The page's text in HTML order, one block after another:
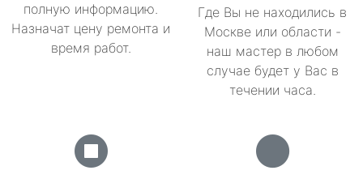
полную информацию.
Назначат цену ремонта и
время работ.
Где Вы не находились в
Москве или области -
наш мастер в любом
случае будет у Вас в
течении часа.